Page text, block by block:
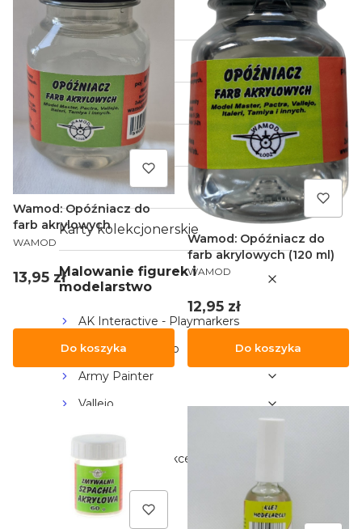
Crowdfunding
Gry bitewne
Gry karciane LCG
Gry karciane TCG
Karty kolekcjonerskie
Malowanie figurek i
modelarstwo
AK Interactive - Playmarkers
Games Workshop
Army Painter
Vallejo
Ammo by Mig
Rebel (pędzle i akcesoria)
Creative Tools
Gamers Grass
Wamod: Opóźniacz do
farb akrylowych
PRODUCENT
WAMOD
Cena
13,95 zł
Do koszyka
Wamod: Opóźniacz do
farb akrylowych (120 ml)
PRODUCENT
WAMOD
Cena
12,95 zł
Do koszyka